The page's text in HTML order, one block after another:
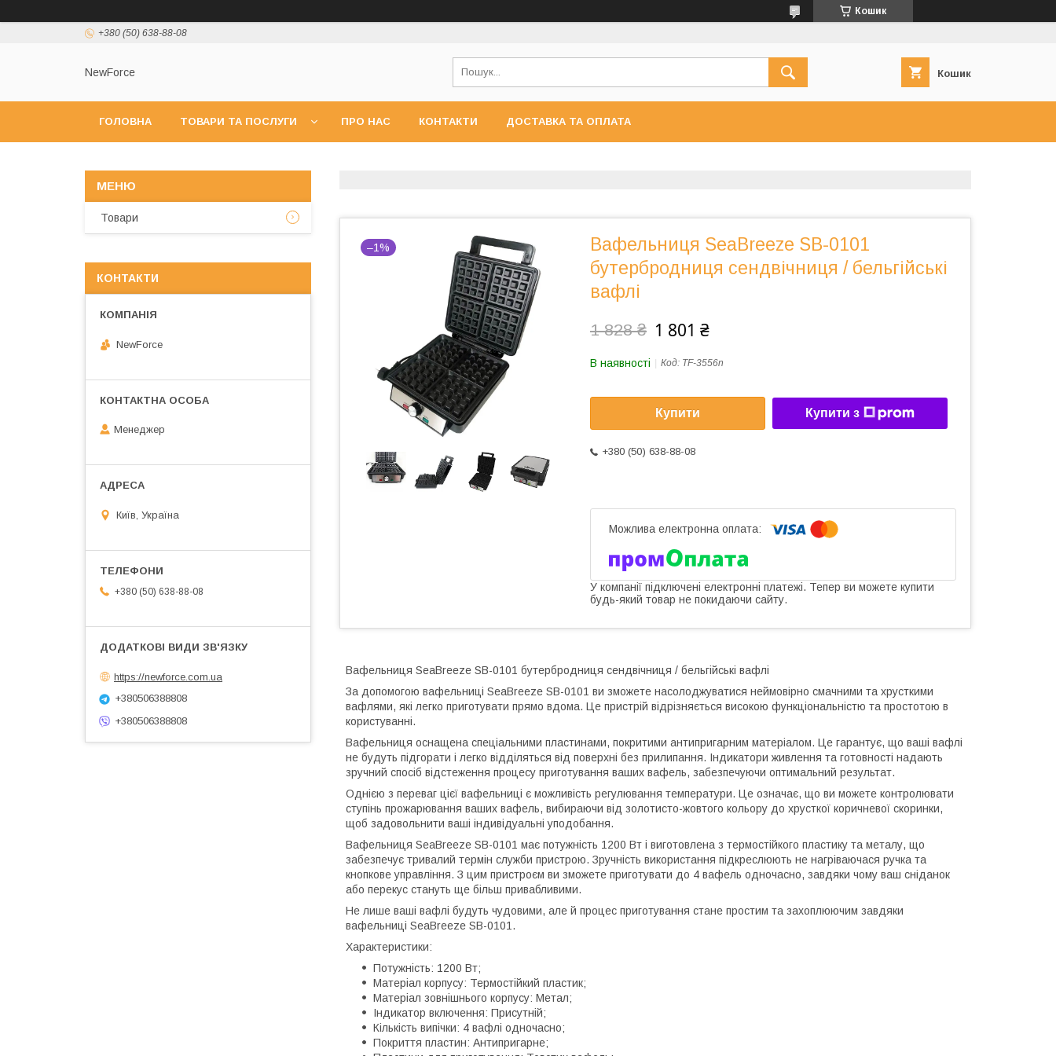
Кошик
+380 (50) 638-88-08
NewForce Кошик
ГОЛОВНА ТОВАРИ ТА ПОСЛУГИ ПРО НАС КОНТАКТИ ДОСТАВКА ТА ОПЛАТА
–1%
Вафельниця SeaBreeze SB-0101
бутербродниця сендвічниця / бельгійські
вафлі
1 828 ₴ 1 801 ₴
В наявності Код: TF-3556n
Купити Купити з
+380 (50) 638-88-08
У компанії підключені електронні платежі. Тепер ви можете купити
будь-який товар не покидаючи сайту.
Вафельниця SeaBreeze SB-0101 бутербродниця сендвічниця / бельгійські вафлі
За допомогою вафельниці SeaBreeze SB-0101 ви зможете насолоджуватися неймовірно смачними та хрусткими
вафлями, які легко приготувати прямо вдома. Це пристрій відрізняється високою функціональністю та простотою в
користуванні.
Вафельниця оснащена спеціальними пластинами, покритими антипригарним матеріалом. Це гарантує, що ваші вафлі
не будуть підгорати і легко відділяться від поверхні без прилипання. Індикатори живлення та готовності надають
зручний спосіб відстеження процесу приготування ваших вафель, забезпечуючи оптимальний результат.
Однією з переваг цієї вафельниці є можливість регулювання температури. Це означає, що ви можете контролювати
ступінь прожарювання ваших вафель, вибираючи від золотисто-жовтого кольору до хрусткої коричневої скоринки,
щоб задовольнити ваші індивідуальні уподобання.
Вафельниця SeaBreeze SB-0101 має потужність 1200 Вт і виготовлена з термостійкого пластику та металу, що
забезпечує тривалий термін служби пристрою. Зручність використання підкреслюють не нагріваючася ручка та
кнопкове управління. З цим пристроєм ви зможете приготувати до 4 вафель одночасно, завдяки чому ваш сніданок
або перекус стануть ще більш привабливими.
Не лише ваші вафлі будуть чудовими, але й процес приготування стане простим та захоплюючим завдяки
вафельниці SeaBreeze SB-0101.
Характеристики:
Потужність: 1200 Вт;
Матеріал корпусу: Термостійкий пластик;
Матеріал зовнішнього корпусу: Метал;
Індикатор включення: Присутній;
Кількість випічки: 4 вафлі одночасно;
Покриття пластин: Антипригарне;
Товари
КОНТАКТИ
NewForce
Менеджер
Київ, Україна
+380 (50) 638-88-08
https://newforce.com.ua
+380506388808
+380506388808